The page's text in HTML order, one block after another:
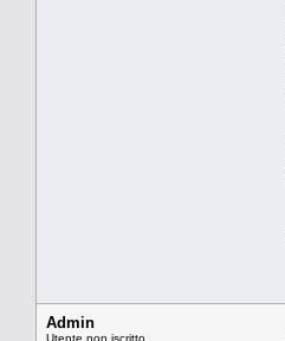
Admin
Utente non iscritto